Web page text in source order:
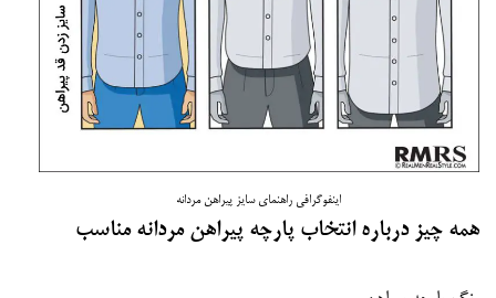
اینفوگرافی راهنمای سایز پیراهن مردانه
همه چیز درباره انتخاب پارچه پیراهن مردانه مناسب